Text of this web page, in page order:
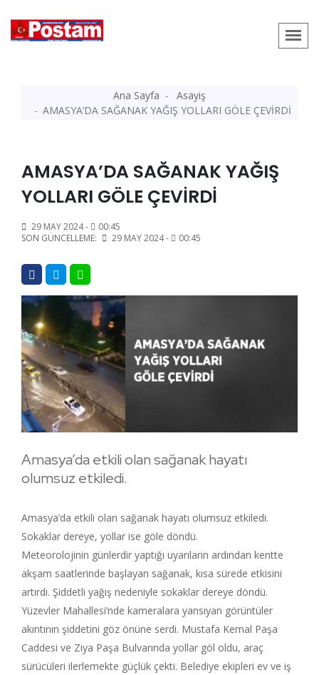
Ana Sayfa
Asayiş
AMASYA’DA SAĞANAK YAĞIŞ YOLLARI GÖLE ÇEVİRDİ
AMASYA’DA SAĞANAK YAĞIŞ
YOLLARI GÖLE ÇEVİRDİ
29 MAY 2024 -
00:45
SON GÜNCELLEME:
29 MAY 2024 - 00:45
Amasya’da etkili olan sağanak hayatı
olumsuz etkiledi.
Amasya’da etkili olan sağanak hayatı olumsuz etkiledi.
Sokaklar dereye, yollar ise göle döndü.
Meteorolojinin günlerdir yaptığı uyarıların ardından kentte
akşam saatlerinde başlayan sağanak, kısa sürede etkisini
artırdı. Şiddetli yağış nedeniyle sokaklar dereye döndü.
Yüzevler Mahallesi’nde kameralara yansıyan görüntüler
akıntının şiddetini göz önüne serdi. Mustafa Kemal Paşa
Caddesi ve Ziya Paşa Bulvarında yollar göl oldu, araç
sürücüleri ilerlemekte güçlük çekti. Belediye ekipleri ev ve iş